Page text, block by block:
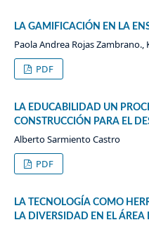
LA GAMIFICACIÓN EN LA
Paola Andrea Rojas Zambrano.,
PDF
LA EDUCABILIDAD UN
CONSTRUCCIÓN PARA EL
Alberto Sarmiento Castro
PDF
LA TECNOLOGÍA COMO
LA DIVERSIDAD EN EL